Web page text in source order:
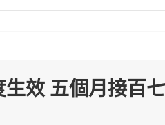
效 五個月接百